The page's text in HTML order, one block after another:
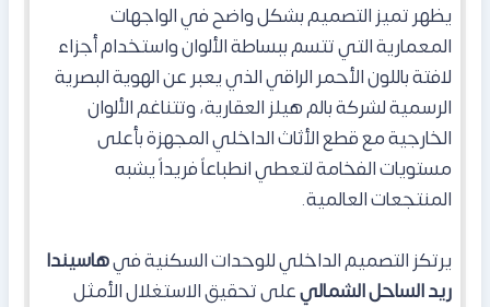
يظهر تميز التصميم بشكل واضح في الواجهات
المعمارية التي تتسم ببساطة الألوان واستخدام أجزاء
لافتة باللون الأحمر الراقي الذي يعبر عن الهوية البصرية
الرسمية لشركة بالم هيلز العقارية، وتتناغم الألوان
الخارجية مع قطع الأثاث الداخلي المجهزة بأعلى
مستويات الفخامة لتعطي انطباعاً فريداً يشبه
المنتجعات العالمية.
يرتكز التصميم الداخلي للوحدات السكنية فيهاسيندا
ريد الساحل الشماليعلى تحقيق الاستغلال الأمثل